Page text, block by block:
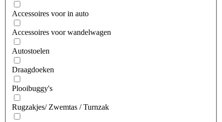
Accessoires voor in auto
Accessoires voor wandelwagen
Autostoelen
Draagdoeken
Plooibuggy's
Rugzakjes/ Zwemtas / Turnzak